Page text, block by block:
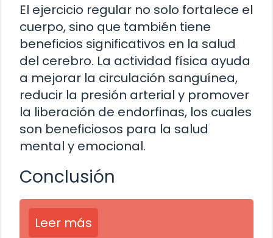
El ejercicio regular no solo fortalece el
cuerpo, sino que también tiene
beneficios significativos en la salud
del cerebro. La actividad física ayuda
a mejorar la circulación sanguínea,
reducir la presión arterial y promover
la liberación de endorfinas, los cuales
son beneficiosos para la salud
mental y emocional.
Conclusión
Leer más